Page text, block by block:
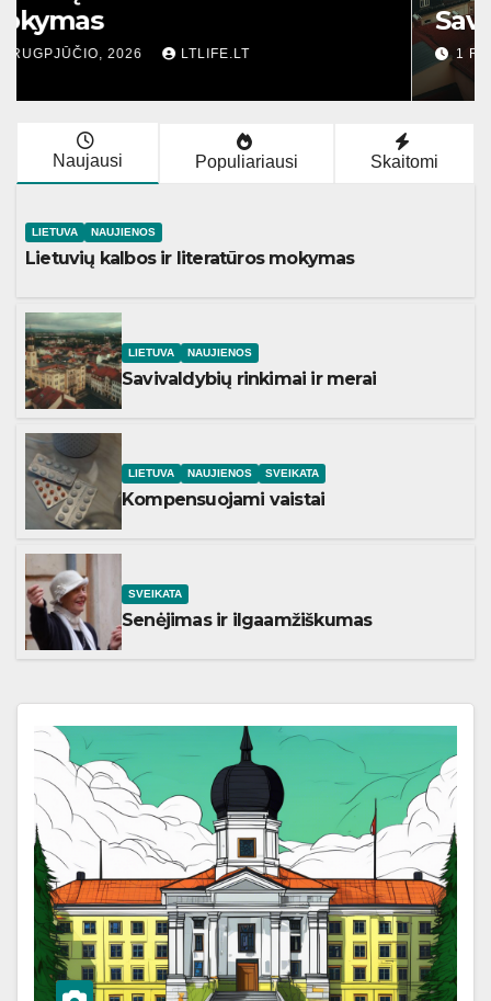
mokymas
2 RUGPJŪČIO, 2026 LTLIFE.LT
Naujausi Populiariausi Skaitomi
LIETUVA NAUJIENOS
Lietuvių kalbos ir literatūros mokymas
LIETUVA NAUJIENOS
Savivaldybių rinkimai ir merai
LIETUVA NAUJIENOS SVEIKATA
Kompensuojami vaistai
SVEIKATA
Senėjimas ir ilgaamžiškumas